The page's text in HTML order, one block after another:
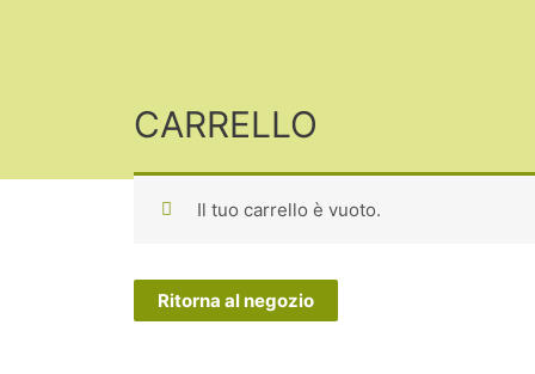
CARRELLO
Il tuo carrello è vuoto.
Ritorna al negozio